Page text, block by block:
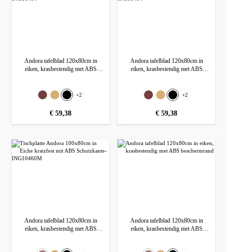
Andora tafelblad 120x80cm in
eiken, krasbestendig met ABS
Selecteer
Dunkelbraun (Wenge)
EikenZwart
+2
normale prijs:
€ 59,38
Andora tafelblad 120x80cm in
eiken, krasbestendig met ABS
Selecteer
Dunkelbraun (Wenge)
EikenZwart
+2
normale prijs:
€ 59,38
Andora tafelblad 120x80cm in
eiken, krasbestendig met ABS
Andora tafelblad 120x80cm in
eiken, krasbestendig met ABS